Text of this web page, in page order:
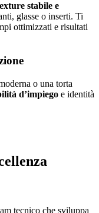
stabile e
glasse o inserti. Ti
ottimizzati e risultati
o una torta
d’impiego e identità
tecnico che sviluppa